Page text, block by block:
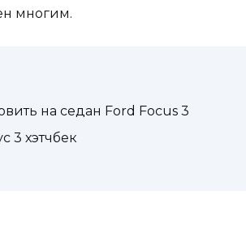
многим.
на седан Ford Focus 3
3 хэтчбек